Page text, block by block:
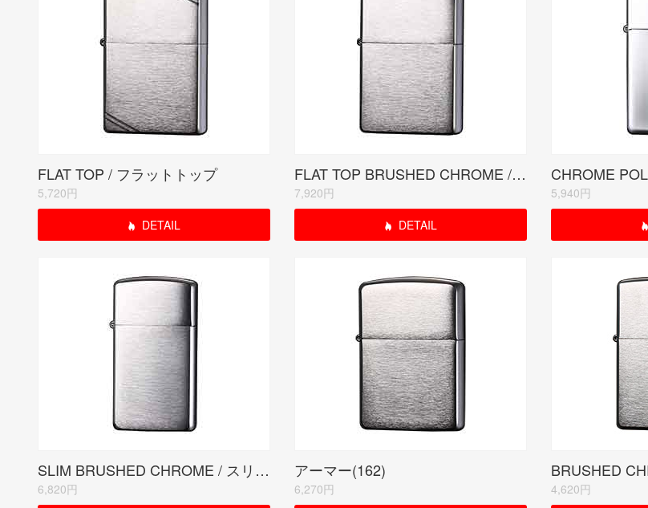
FLAT TOP / フラットトップ
5,720円
DETAIL
FLAT TOP BRUSHED CHROME / フラットトップ クローム サテーナ
7,920円
DETAIL
5,940円
SLIM BRUSHED CHROME / スリム クローム サテーナ
6,820円
アーマー(162)
6,270円
4,620円